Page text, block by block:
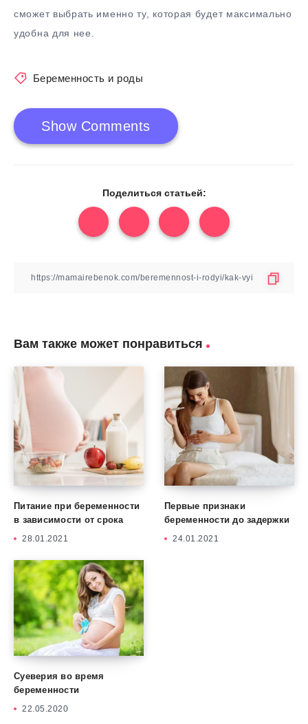
сможет выбрать именно ту, которая будет максимально
удобна для нее.
Беременность и роды
Show Comments
Поделиться статьей:
Вам также может понравиться
Питание при беременности
в зависимости от срока
28.01.2021
Первые признаки
беременности до задержки
24.01.2021
Суеверия во время
беременности
22.05.2020